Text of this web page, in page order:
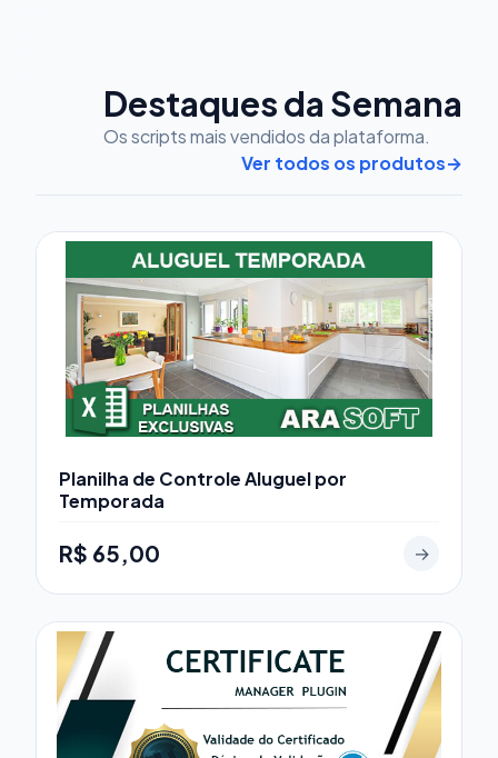
Destaques da Semana
Os scripts mais vendidos da plataforma.
Ver todos os produtos→
Planilha de Controle Aluguel por
Temporada
R$ 65,00 →